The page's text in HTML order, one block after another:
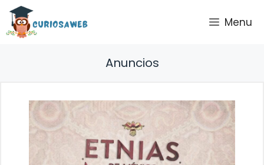
Saltar
contenido
Menu
Anuncios